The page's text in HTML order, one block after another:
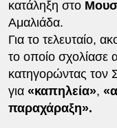
κατάληξη στο
Αμαλιάδα.
Για το τελευταίο,
το οποίο σχολίασε
κατηγορώντας τον
για «καπηλεία»,
παραχάραξη».